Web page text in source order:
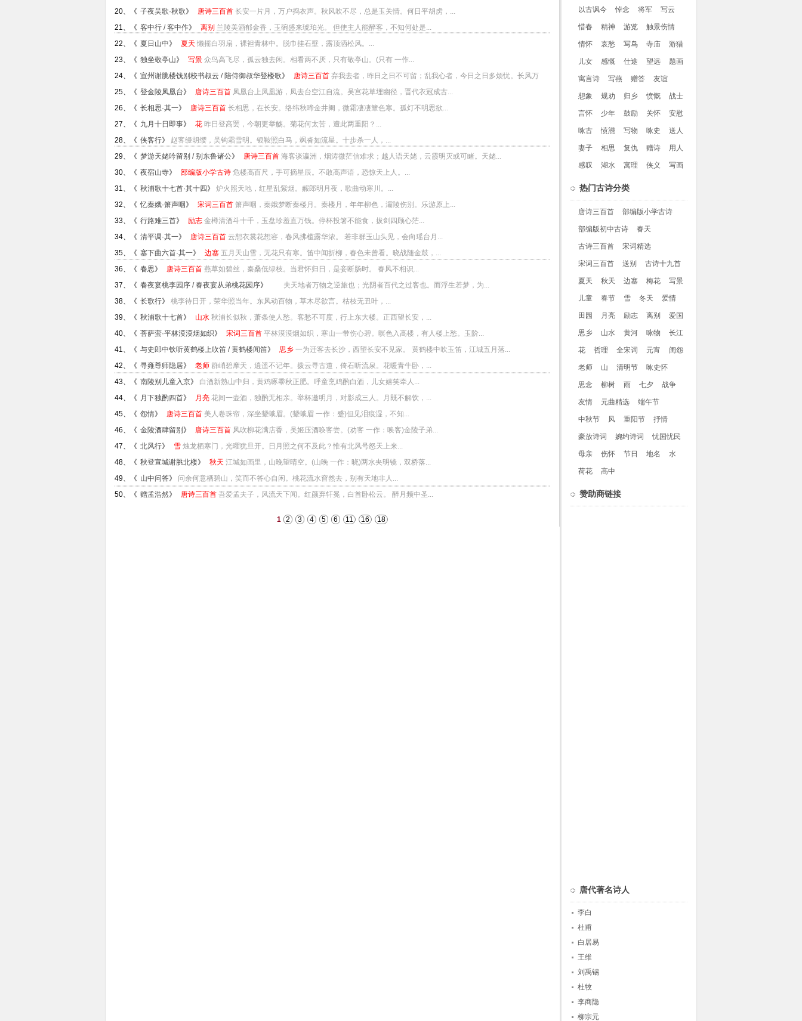
20、《 子夜吴歌·秋歌》 唐诗三百首 长安一片月，万户捣衣声。秋风吹不尽，总是玉关情。何日平胡虏，...
21、《 客中行 / 客中作》 离别 兰陵美酒郁金香，玉碗盛来琥珀光。 但使主人能醉客，不知何处是...
22、《 夏日山中》 夏天 懒摇白羽扇，裸袒青林中。脱巾挂石壁，露顶洒松风。...
23、《 独坐敬亭山》 写景 众鸟高飞尽，孤云独去闲。相看两不厌，只有敬亭山。(只有 一作...
24、《 宣州谢脁楼饯别校书叔云 / 陪侍御叔华登楼歌》 唐诗三百首 弃我去者，昨日之日不可留；乱我心者，今日之日多烦忧。长风万
25、《 登金陵凤凰台》 唐诗三百首 凤凰台上凤凰游，凤去台空江自流。吴宫花草埋幽径，晋代衣冠成古...
26、《 长相思·其一》 唐诗三百首 长相思，在长安。络纬秋啼金井阑，微霜凄凄簟色寒。孤灯不明思欲...
27、《 九月十日即事》 花 昨日登高罢，今朝更举觞。菊花何太苦，遭此两重阳？...
28、《 侠客行》 赵客缦胡缨，吴钩霜雪明。银鞍照白马，飒沓如流星。十步杀一人，...
29、《 梦游天姥吟留别 / 别东鲁诸公》 唐诗三百首 海客谈瀛洲，烟涛微茫信难求；越人语天姥，云霞明灭或可睹。天姥...
30、《 夜宿山寺》 部编版小学古诗 危楼高百尺，手可摘星辰。不敢高声语，恐惊天上人。...
31、《 秋浦歌十七首·其十四 》 炉火照天地，红星乱紫烟。赧郎明月夜，歌曲动寒川。...
32、《 忆秦娥·箫声咽 》 宋词三百首 箫声咽，秦娥梦断秦楼月。秦楼月，年年柳色，灞陵伤别。乐游原上...
33、《 行路难三首》 励志 金樽清酒斗十千，玉盘珍羞直万钱。停杯投箸不能食，拔剑四顾心茫...
34、《 清平调·其一》 唐诗三百首 云想衣裳花想容，春风拂槛露华浓。 若非群玉山头见，会向瑶台月...
35、《 塞下曲六首·其一》 边塞 五月天山雪，无花只有寒。笛中闻折柳，春色未曾看。晓战随金鼓，...
36、《 春思》 唐诗三百首 燕草如碧丝，秦桑低绿枝。当君怀归日，是妾断肠时。 春风不相识...
37、《 春夜宴桃李园序 / 春夜宴从弟桃花园序》
夫天地者万物之逆旅也；光阴者百代之过客也。而浮生若梦，为...
38、《 长歌行》 桃李待日开，荣华照当年。东风动百物，草木尽欲言。枯枝无丑叶，...
39、《 秋浦歌十七首》 山水 秋浦长似秋，萧条使人愁。客愁不可度，行上东大楼。正西望长安，...
40、《 菩萨蛮·平林漠漠烟如织》 宋词三百首 平林漠漠烟如织，寒山一带伤心碧。暝色入高楼，有人楼上愁。玉阶...
41、《 与史郎中钦听黄鹤楼上吹笛 / 黄鹤楼闻笛》 思乡 一为迁客去长沙，西望长安不见家。 黄鹤楼中吹玉笛，江城五月落...
42、《 寻雍尊师隐居》 老师 群峭碧摩天，逍遥不记年。拨云寻古道，倚石听流泉。花暖青牛卧，...
43、《 南陵别儿童入京》 白酒新熟山中归，黄鸡啄黍秋正肥。呼童烹鸡酌白酒，儿女嬉笑牵人...
44、《 月下独酌四首》 月亮 花间一壶酒，独酌无相亲。举杯邀明月，对影成三人。月既不解饮，...
45、《 怨情》 唐诗三百首 美人卷珠帘，深坐颦蛾眉。(颦蛾眉 一作：蹙)但见泪痕湿，不知...
46、《 金陵酒肆留别 》 唐诗三百首 风吹柳花满店香，吴姬压酒唤客尝。(劝客 一作：唤客)金陵子弟...
47、《 北风行》 雪 烛龙栖寒门，光曜犹旦开。日月照之何不及此？惟有北风号怒天上来...
48、《 秋登宣城谢脁北楼》 秋天 江城如画里，山晚望晴空。(山晚 一作：晓)两水夹明镜，双桥落...
49、《 山中问答》 问余何意栖碧山，笑而不答心自闲。桃花流水窅然去，别有天地非人...
50、《 赠孟浩然》 唐诗三百首 吾爱孟夫子，风流天下闻。红颜弃轩冕，白首卧松云。 醉月频中圣...
1 2 3 4 5 6 11 16 18
以古讽今 悼念 将军 写云
惜春 精神 游览 触景伤情
情怀 哀愁 写鸟 寺庙 游猎
儿女 感慨 仕途 望远 题画
寓言诗 写燕 赠答 友谊
想象 规劝 归乡 愤慨 战士
言怀 少年 鼓励 关怀 安慰
咏古 愤懑 写物 咏史 送人
妻子 相思 复仇 赠诗 用人
感叹 湖水 寓理 侠义 写画
热门古诗分类
唐诗三百首 部编版小学古诗
部编版初中古诗 春天
古诗三百首 宋词精选
宋词三百首 送别 古诗十九首
夏天 秋天 边塞 梅花 写景
儿童 春节 雪 冬天 爱情
田园 月亮 励志 离别 爱国
思乡 山水 黄河 咏物 长江
花 哲理 全宋词 元宵 闺怨
老师 山 清明节 咏史怀
思念 柳树 雨 七夕 战争
友情 元曲精选 端午节
中秋节 风 重阳节 抒情
豪放诗词 婉约诗词 忧国忧民
母亲 伤怀 节日 地名 水
荷花 高中
赞助商链接
唐代著名诗人
李白
杜甫
白居易
王维
刘禹锡
杜牧
李商隐
柳宗元